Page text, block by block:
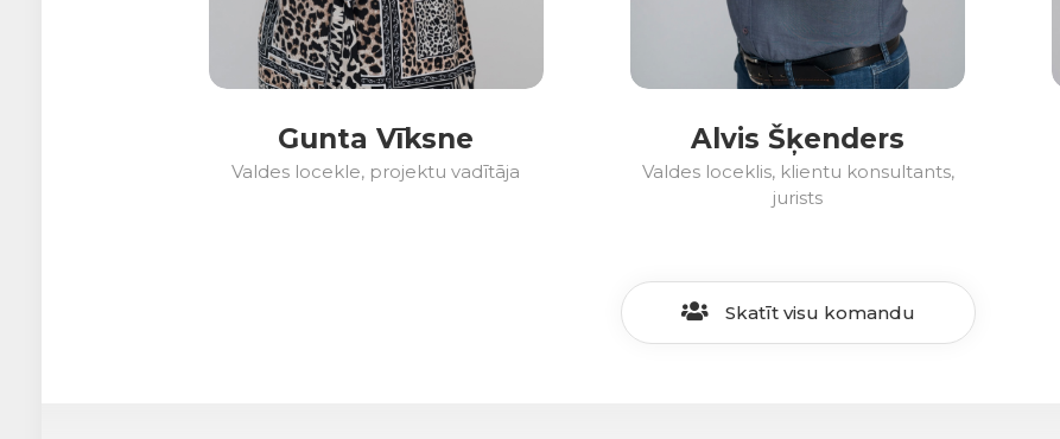
Gunta Vīksne
Valdes locekle, projektu vadītāja
Alvis Šķenders
Valdes loceklis, klientu konsultants,
jurists
Skatīt visu komandu